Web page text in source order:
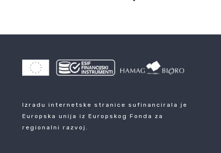
Izradu internetske stranice sufinancirala je
Europska unija iz Europskog Fonda za
regionalni razvoj.